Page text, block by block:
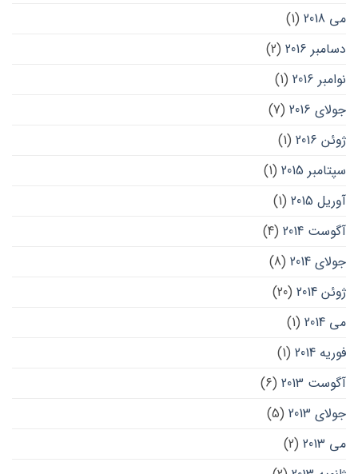
می 2018
(1)
دسامبر 2016
(2)
نوامبر 2016
(1)
جولای 2016
(7)
ژوئن 2016
(1)
سپتامبر 2015
(1)
آوریل 2015
(1)
آگوست 2014
(4)
جولای 2014
(8)
ژوئن 2014
(20)
می 2014
(1)
فوریه 2014
(1)
آگوست 2013
(6)
جولای 2013
(5)
می 2013
(2)